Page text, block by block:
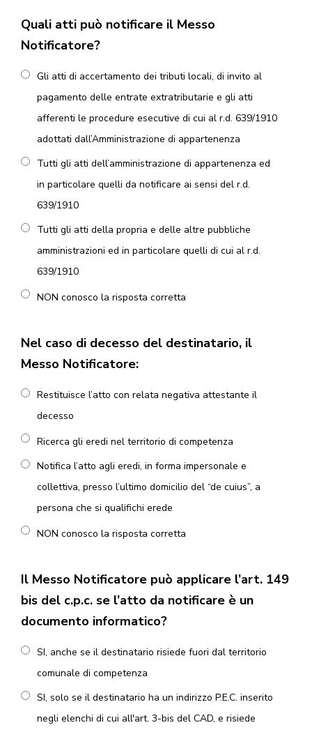
Quali atti può notificare il Messo
Notificatore?
Gli atti di accertamento dei tributi locali, di invito al
pagamento delle entrate extratributarie e gli atti
afferenti le procedure esecutive di cui al r.d. 639/1910
adottati dall’Amministrazione di appartenenza
Tutti gli atti dell’amministrazione di appartenenza ed
in particolare quelli da notificare ai sensi del r.d.
639/1910
Tutti gli atti della propria e delle altre pubbliche
amministrazioni ed in particolare quelli di cui al r.d.
639/1910
NON conosco la risposta corretta
Nel caso di decesso del destinatario, il
Messo Notificatore:
Restituisce l’atto con relata negativa attestante il
decesso
Ricerca gli eredi nel territorio di competenza
Notifica l’atto agli eredi, in forma impersonale e
collettiva, presso l’ultimo domicilio del “de cuius”, a
persona che si qualifichi erede
NON conosco la risposta corretta
Il Messo Notificatore può applicare l’art. 149
bis del c.p.c. se l’atto da notificare è un
documento informatico?
SI, anche se il destinatario risiede fuori dal territorio
comunale di competenza
SI, solo se il destinatario ha un indirizzo P.E.C. inserito
negli elenchi di cui all'art. 3-bis del CAD, e risiede